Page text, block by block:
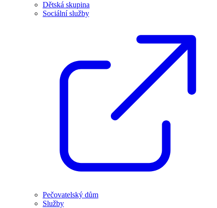
Dětská skupina
Sociální služby
Pečovatelský dům
Služby